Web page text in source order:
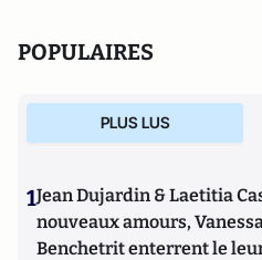
POPULAIRES
PLUS LUS
1Jean Dujardin & Laetitia
nouveaux amours,
Benchetrit enterrent le